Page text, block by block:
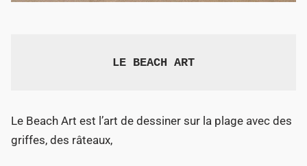
LE BEACH ART
Le Beach Art est l’art de dessiner sur la plage avec des
griffes, des râteaux,